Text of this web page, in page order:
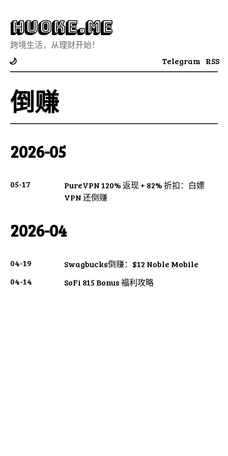
Huoke.Me
跨境生活，从理财开始！
🌙 Telegram RSS
倒赚
2026-05
05-17
PureVPN 120% 返现 + 82% 折扣：白嫖
VPN 还倒赚
2026-04
04-19
Swagbucks倒赚：$12 Noble Mobile
04-14
SoFi 815 Bonus 福利攻略